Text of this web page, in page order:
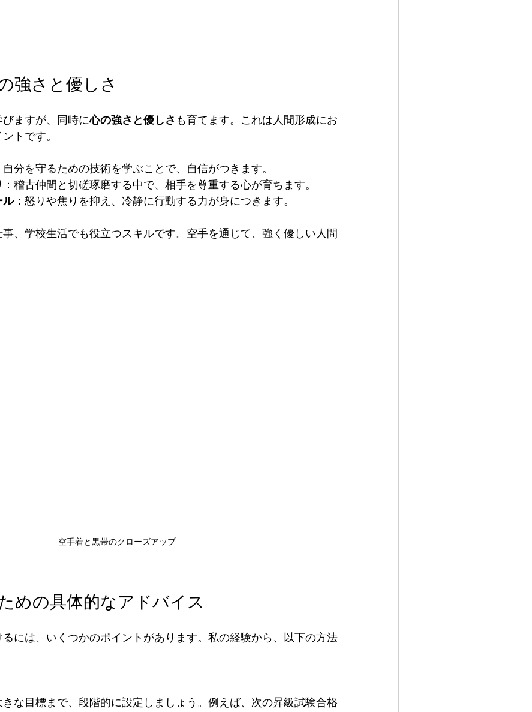
強さと優しさ
ますが、同時に心の強さと優しさ も育てます。これは人間形成にお
トです。
自分を守るための技術を学ぶことで、自信がつきます。
：稽古仲間と切磋琢磨する中で、相手を尊重する心が育ちます。
ル：怒りや焦りを抑え、冷静に行動する力が身につきます。
、学校生活でも役立つスキルです。空手を通じて、強く優しい人間
空手着と黒帯のクローズアップ
めの具体的なアドバイス
には、いくつかのポイントがあります。私の経験から、以下の方法
な目標まで、段階的に設定しましょう。例えば、次の昇級試験合格